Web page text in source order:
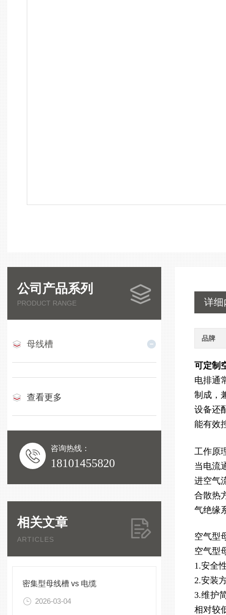
公司产品系列
PRODUCT RANGE
母线槽
查看更多
咨询热线：
18101455820
相关文章
ARTICLES
密集型母线槽 vs 电缆
2026-03-04
详细
品牌
可定制
电排通
制成，
设备还
能有效
工作原
当电流
进空气
合散热
气绝缘
空气型
空气型
1.安全
2.安装
3.维护
相对较